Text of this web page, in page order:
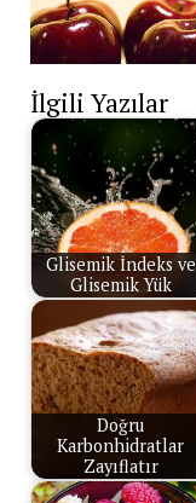
İlgili Yazılar
Glisemik İndeks ve
Glisemik Yük
Doğru
Karbonhidratlar
Zayıflatır